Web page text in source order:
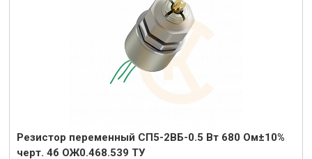
Резистор переменный СП5-2ВБ-0.5 Вт 680 Ом±10%
черт. 4б ОЖ0.468.539 ТУ